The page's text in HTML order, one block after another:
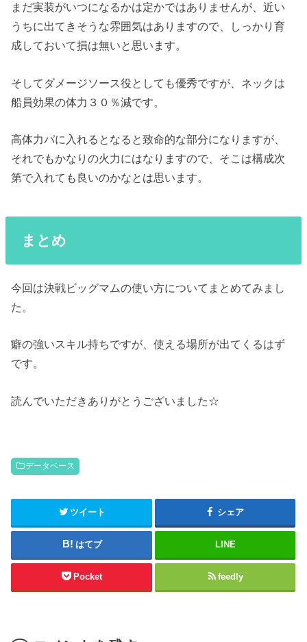
まだ実装がいつになるかは定かではありませんが、近い
うちに出てきそうな雰囲気はありますので、しっかり育
成しておいて損は無いと思います。
そしてダメージソース役としても優秀ですが、ネックは
船員効果の体力３０％減です。
高体力パに入れるとなると致命的な部分になりますが、
それでもかなりの火力にはなりますので、そこは構成次
第で入れても良いのかなとは思います。
まとめ
今回は決戦ビッグマムの使い方についてまとめてみまし
た。
癖の強いスキル持ちですが、使える場所が出てくるはず
です。
読んでいただきありがとうございました☆
データベース
ツイート シェア
はてブ LINE
Pocket feedly